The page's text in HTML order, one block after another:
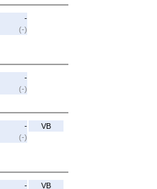
-
(-)
-
(-)
-
(-)
VB
- VB